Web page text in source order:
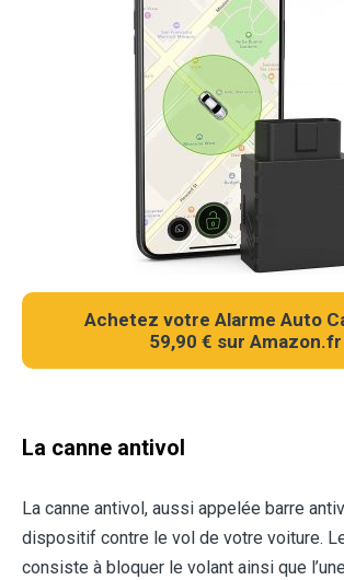
Achetez votre Alarme Auto
59,90 € sur Amazon.fr
La canne antivol
La canne antivol, aussi appelée barre
dispositif contre le vol de votre voiture.
consiste à bloquer le volant ainsi que